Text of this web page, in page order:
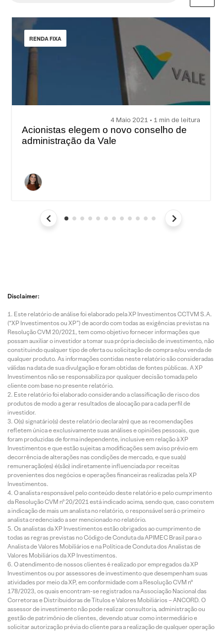
RENDA FIXA
4 Maio 2021 • 1 min de leitura
Acionistas elegem o novo conselho de
administração da Vale
Disclaimer:
Este relatório de análise foi elaborado pela XP Investimentos CCTVM S.A.
(“XP Investimentos ou XP”) de acordo com todas as exigências previstas na
Resolução CVM 20/2021, tem como objetivo fornecer informações que
possam auxiliar o investidor a tomar sua própria decisão de investimento, não
constituindo qualquer tipo de oferta ou solicitação de compra e/ou venda de
qualquer produto. As informações contidas neste relatório são consideradas
válidas na data de sua divulgação e foram obtidas de fontes públicas. A XP
Investimentos não se responsabiliza por qualquer decisão tomada pelo
cliente com base no presente relatório.
Este relatório foi elaborado considerando a classificação de risco dos
produtos de modo a gerar resultados de alocação para cada perfil de
investidor.
O(s) signatário(s) deste relatório declara(m) que as recomendações
refletem única e exclusivamente suas análises e opiniões pessoais, que
foram produzidas de forma independente, inclusive em relação à XP
Investimentos e que estão sujeitas a modificações sem aviso prévio em
decorrência de alterações nas condições de mercado, e que sua(s)
remuneração(es) é(são) indiretamente influenciada por receitas
provenientes dos negócios e operações financeiras realizadas pela XP
Investimentos.
O analista responsável pelo conteúdo deste relatório e pelo cumprimento
da Resolução CVM nº 20/2021 está indicado acima, sendo que, caso constem
a indicação de mais um analista no relatório, o responsável será o primeiro
analista credenciado a ser mencionado no relatório.
Os analistas da XP Investimentos estão obrigados ao cumprimento de
todas as regras previstas no Código de Conduta da APIMEC Brasil para o
Analista de Valores Mobiliários e na Política de Conduta dos Analistas de
Valores Mobiliários da XP Investimentos.
O atendimento de nossos clientes é realizado por empregados da XP
Investimentos ou por assessores de investimento que desempenham suas
atividades por meio da XP, em conformidade com a Resolução CVM nº
178/2023, os quais encontram-se registrados na Associação Nacional das
Corretoras e Distribuidoras de Títulos e Valores Mobiliários – ANCORD. O
assessor de investimento não pode realizar consultoria, administração ou
gestão de patrimônio de clientes, devendo atuar como intermediário e
solicitar autorização prévia do cliente para a realização de qualquer operação